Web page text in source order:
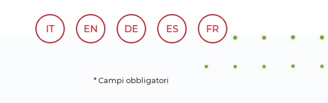
IT EN DE ES FR
* Campi obbligatori